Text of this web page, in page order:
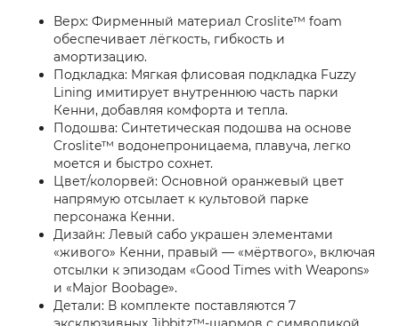
Верх: Фирменный материал Croslite™ foam
обеспечивает лёгкость, гибкость и
амортизацию.
Подкладка: Мягкая флисовая подкладка Fuzzy
Lining имитирует внутреннюю часть парки
Кенни, добавляя комфорта и тепла.
Подошва: Синтетическая подошва на основе
Croslite™ водонепроницаема, плавуча, легко
моется и быстро сохнет.
Цвет/колорвей: Основной оранжевый цвет
напрямую отсылает к культовой парке
персонажа Кенни.
Дизайн: Левый сабо украшен элементами
«живого» Кенни, правый — «мёртвого», включая
отсылки к эпизодам «Good Times with Weapons»
и «Major Boobage».
Детали: В комплекте поставляются 7